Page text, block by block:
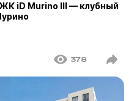
ЖК iD Murino III — клубный
378